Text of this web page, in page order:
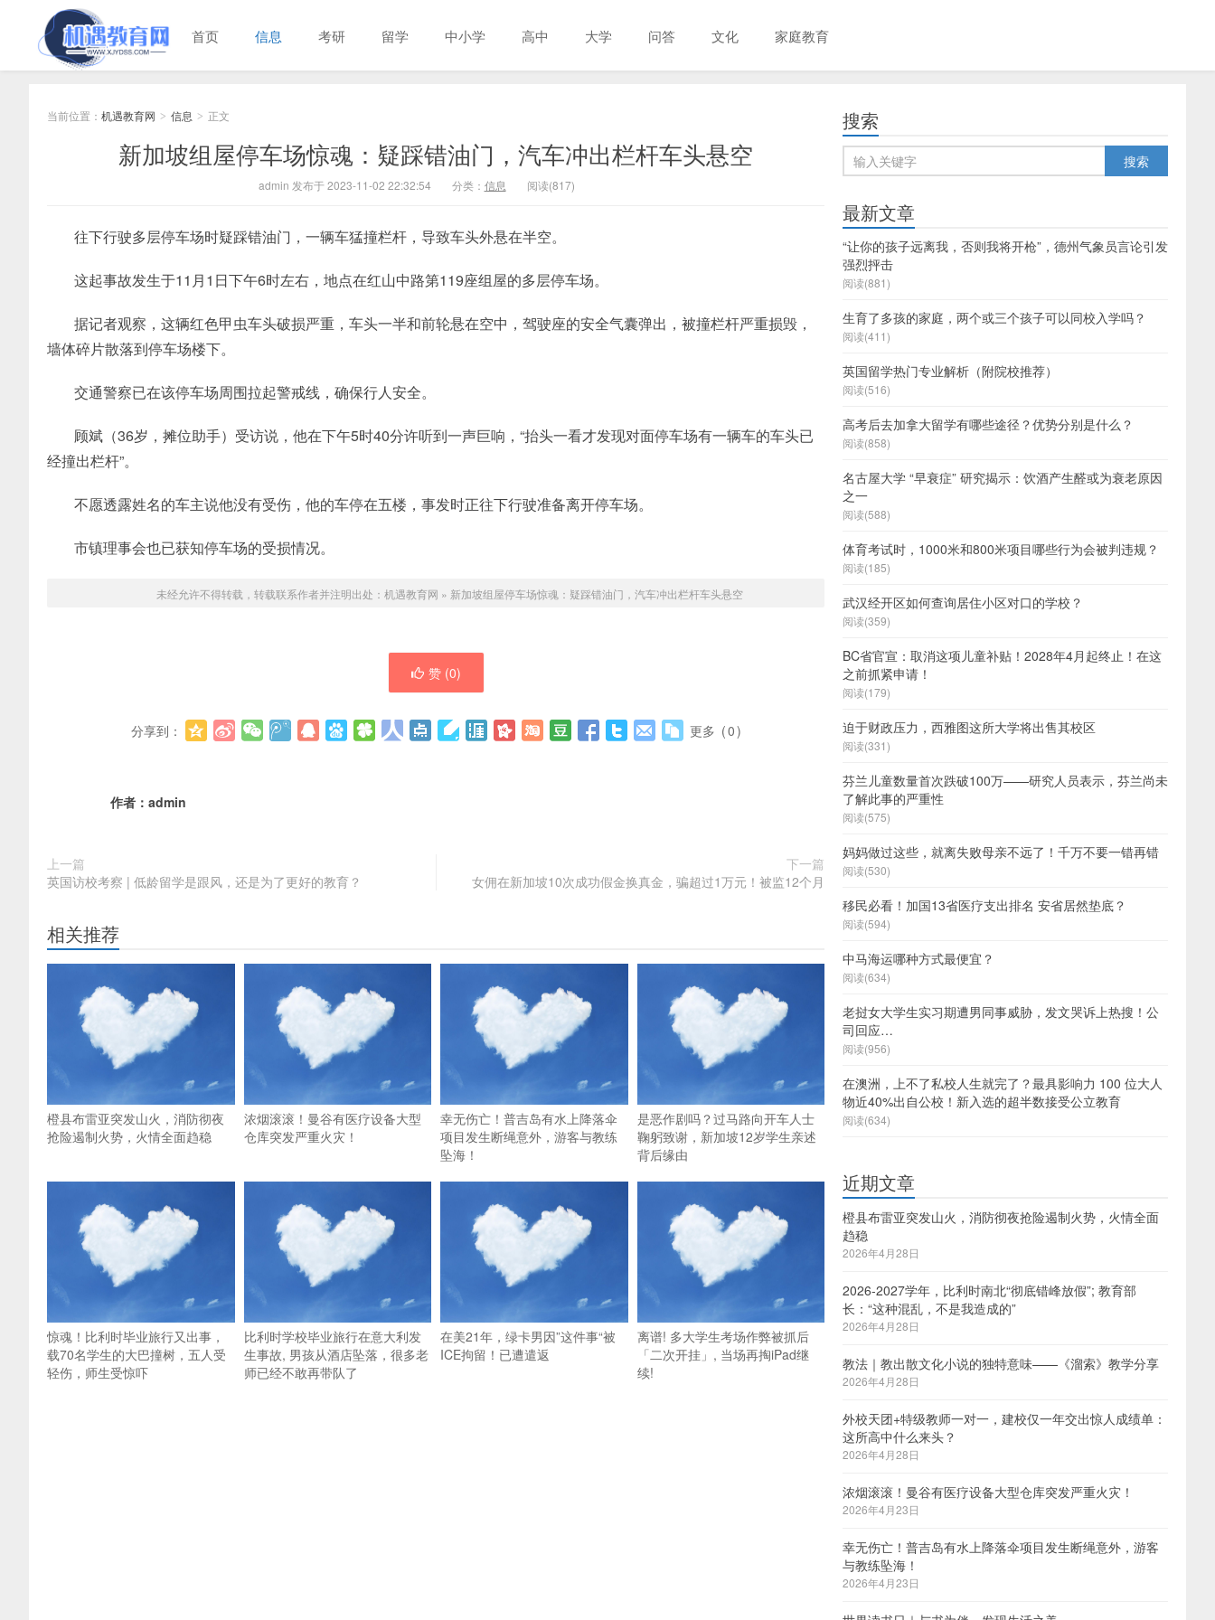
首页 信息 考研 留学 中小学 高中 大学 问答 文化 家庭教育
当前位置： 机遇教育网 > 信息 > 正文
新加坡组屋停车场惊魂：疑踩错油门，汽车冲出栏杆车头悬空
admin 发布于 2023-11-02 22:32:54 分类： 信息 阅读(817)
往下行驶多层停车场时疑踩错油门，一辆车猛撞栏杆，导致车头外悬在半空。
这起事故发生于11月1日下午6时左右，地点在红山中路第119座组屋的多层停车场。
据记者观察，这辆红色甲虫车头破损严重，车头一半和前轮悬在空中，驾驶座的安全气囊弹出，被撞栏杆严重损毁，
墙体碎片散落到停车场楼下。
交通警察已在该停车场周围拉起警戒线，确保行人安全。
顾斌（36岁，摊位助手）受访说，他在下午5时40分许听到一声巨响，“抬头一看才发现对面停车场有一辆车的车头已
经撞出栏杆”。
不愿透露姓名的车主说他没有受伤，他的车停在五楼，事发时正往下行驶准备离开停车场。
市镇理事会也已获知停车场的受损情况。
未经允许不得转载，转载联系作者并注明出处： 机遇教育网 » 新加坡组屋停车场惊魂：疑踩错油门，汽车冲出栏杆车头悬空
赞 (0)
分享到： 更多 (0)
作者： admin
上一篇
英国访校考察 | 低龄留学是跟风，还是为了更好的教育？
下一篇
女佣在新加坡10次成功假金换真金，骗超过1万元！被监12个月
相关推荐
橙县布雷亚突发山火，消防彻夜
抢险遏制火势，火情全面趋稳
浓烟滚滚！曼谷有医疗设备大型
仓库突发严重火灾！
幸无伤亡！普吉岛有水上降落伞
项目发生断绳意外，游客与教练
坠海！
是恶作剧吗？过马路向开车人士
鞠躬致谢，新加坡12岁学生亲述
背后缘由
惊魂！比利时毕业旅行又出事，
载70名学生的大巴撞树，五人受
轻伤，师生受惊吓
比利时学校毕业旅行在意大利发
生事故, 男孩从酒店坠落，很多老
师已经不敢再带队了
在美21年，绿卡男因”这件事“被
ICE拘留！已遭遣返
离谱! 多大学生考场作弊被抓后
「二次开挂」, 当场再掏iPad继
续!
搜索
最新文章
“让你的孩子远离我，否则我将开枪”，德州气象员言论引发
强烈抨击
阅读(881)
生育了多孩的家庭，两个或三个孩子可以同校入学吗？
阅读(411)
英国留学热门专业解析（附院校推荐）
阅读(516)
高考后去加拿大留学有哪些途径？优势分别是什么？
阅读(858)
名古屋大学 “早衰症” 研究揭示：饮酒产生醛或为衰老原因
之一
阅读(588)
体育考试时，1000米和800米项目哪些行为会被判违规？
阅读(185)
武汉经开区如何查询居住小区对口的学校？
阅读(359)
BC省官宣：取消这项儿童补贴！2028年4月起终止！在这
之前抓紧申请！
阅读(179)
迫于财政压力，西雅图这所大学将出售其校区
阅读(331)
芬兰儿童数量首次跌破100万——研究人员表示，芬兰尚未
了解此事的严重性
阅读(575)
妈妈做过这些，就离失败母亲不远了！千万不要一错再错
阅读(530)
移民必看！加国13省医疗支出排名 安省居然垫底？
阅读(594)
中马海运哪种方式最便宜？
阅读(634)
老挝女大学生实习期遭男同事威胁，发文哭诉上热搜！公
司回应…
阅读(956)
在澳洲，上不了私校人生就完了？最具影响力 100 位大人
物近40%出自公校！新入选的超半数接受公立教育
阅读(634)
近期文章
橙县布雷亚突发山火，消防彻夜抢险遏制火势，火情全面
趋稳
2026年4月28日
2026-2027学年，比利时南北“彻底错峰放假”; 教育部
长：“这种混乱，不是我造成的”
2026年4月28日
教法｜教出散文化小说的独特意味——《溜索》教学分享
2026年4月28日
外校天团+特级教师一对一，建校仅一年交出惊人成绩单：
这所高中什么来头？
2026年4月28日
浓烟滚滚！曼谷有医疗设备大型仓库突发严重火灾！
2026年4月23日
幸无伤亡！普吉岛有水上降落伞项目发生断绳意外，游客
与教练坠海！
2026年4月23日